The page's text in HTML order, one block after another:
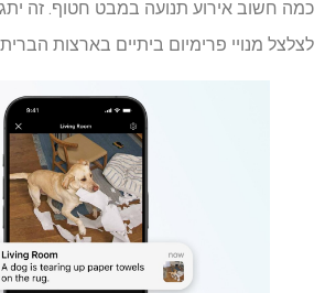
כמה חשוב אירוע תנועה במבט חטוף. זה
לצלצל מנויי פרימיום ביתיים בארצות